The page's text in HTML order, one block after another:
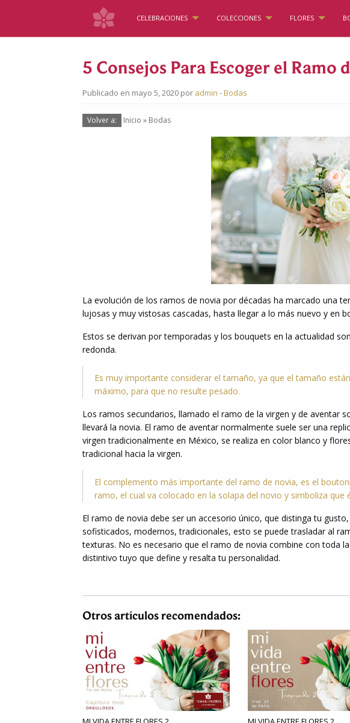
CELEBRACIONES COLECCIONES FLORES
5 Consejos Para Escoger el Ramo
Publicado en mayo 5, 2020 por admin -Bodas
Volver a: Inicio » Bodas
La evolución de los ramos de novia por décadas ha marcado una
lujosas y muy vistosas cascadas, hasta llegar a lo más nuevo y en
Estos se derivan por temporadas y los bouquets en la actualidad
redonda.
Es muy importante considerar el tamaño, ya que el tamaño
máximo, para que no resulte pesado.
Los ramos secundarios, llamado el ramo de la virgen y de aventar
llevará la novia. El ramo de aventar normalmente suele ser una
virgen tradicionalmente en México, se realiza en color blanco y
tradicional hacia la virgen.
El complemento más importante del ramo de novia, es el
ramo, el cual va colocado en la solapa del novio y simboliza que
El ramo de novia debe ser un accesorio único, que distinga tu
sofisticados, modernos, tradicionales, esto se puede trasladar al
texturas. No es necesario que el ramo de novia combine con toda
distintivo tuyo que define y resalta tu personalidad.
Otros artículos recomendados: